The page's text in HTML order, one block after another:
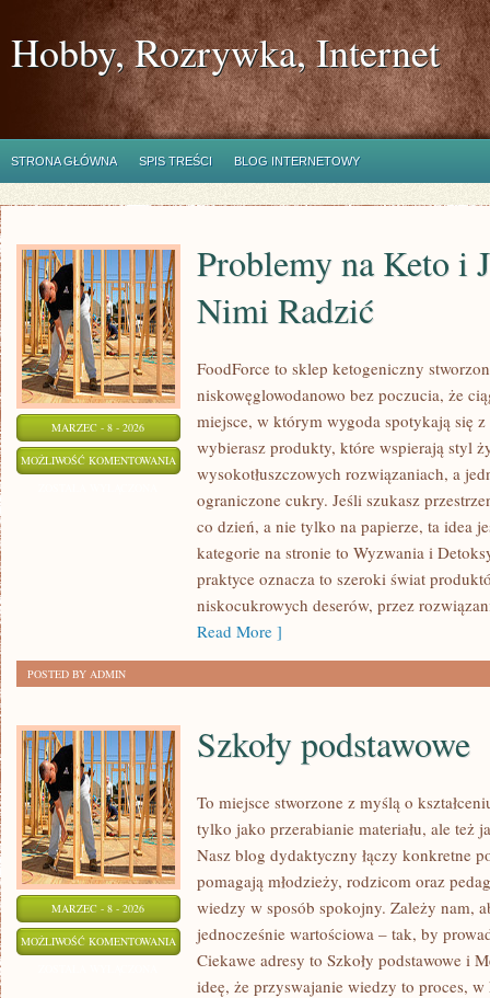
Hobby, Rozrywka, Internet
STRONA GŁÓWNA SPIS TREŚCI BLOG INTERNETOWY
MARZEC - 8 - 2026
MOŻLIWOŚĆ KOMENTOWANIA PROBLEMY
Problemy na Keto i
Nimi Radzić
FoodForce to sklep ketogeniczny
niskowęglowodanowo bez poczucia, że
miejsce, w którym wygoda spotykają się
wybierasz produkty, które wspierają styl
wysokotłuszczowych rozwiązaniach, a
ograniczone cukry. Jeśli szukasz
co dzień, a nie tylko na papierze, ta idea
kategorie na stronie to Wyzwania i
praktyce oznacza to szeroki świat
niskocukrowych deserów, przez
Read More ]
POSTED BY ADMIN
MARZEC - 8 - 2026
MOŻLIWOŚĆ KOMENTOWANIA SZKOŁY
PODSTAWOWE
Szkoły podstawowe
To miejsce stworzone z myślą o
tylko jako przerabianie materiału, ale też
Nasz blog dydaktyczny łączy konkretne
pomagają młodzieży, rodzicom oraz
wiedzy w sposób spokojny. Zależy nam,
jednocześnie wartościowa – tak, by
Ciekawe adresy to Szkoły podstawowe i
ideę, że przyswajanie wiedzy to proces,